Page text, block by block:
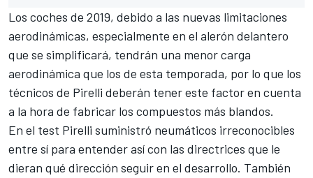
Los coches de 2019, debido a las nuevas limitaciones
aerodinámicas, especialmente en el alerón delantero
que se simplificará, tendrán una menor carga
aerodinámica que los de esta temporada, por lo que los
técnicos de Pirelli deberán tener este factor en cuenta
a la hora de fabricar los compuestos más blandos.
En el test Pirelli suministró neumáticos irreconocibles
entre sí para entender así con las directrices que le
dieran qué dirección seguir en el desarrollo. También